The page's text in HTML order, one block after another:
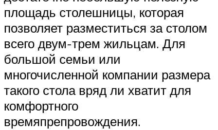
площадь столешницы, которая
позволяет разместиться за столом
всего двум-трем жильцам. Для
большой семьи или
многочисленной компании размера
такого стола вряд ли хватит для
комфортного
времяпрепровождения.